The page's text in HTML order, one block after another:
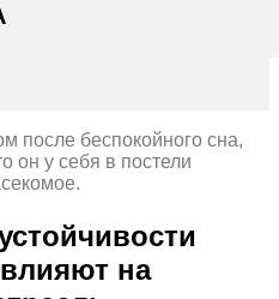
после беспокойного сна,
он у себя в постели
на